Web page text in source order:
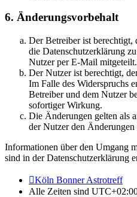
6. Änderungsvorbehalt
Der Betreiber ist berechtigt,
die Datenschutzerklärung
Nutzer per E-Mail mitgeteilt.
Der Nutzer ist berechtigt,
Im Falle des Widerspruchs
Betreiber und dem Nutzer
sofortiger Wirkung.
Die Änderungen gelten als
der Nutzer den Änderungen
Informationen über den Umgang
sind in der Datenschutzerklärung
Köln Bonner Astrotreff
Alle Zeiten sind